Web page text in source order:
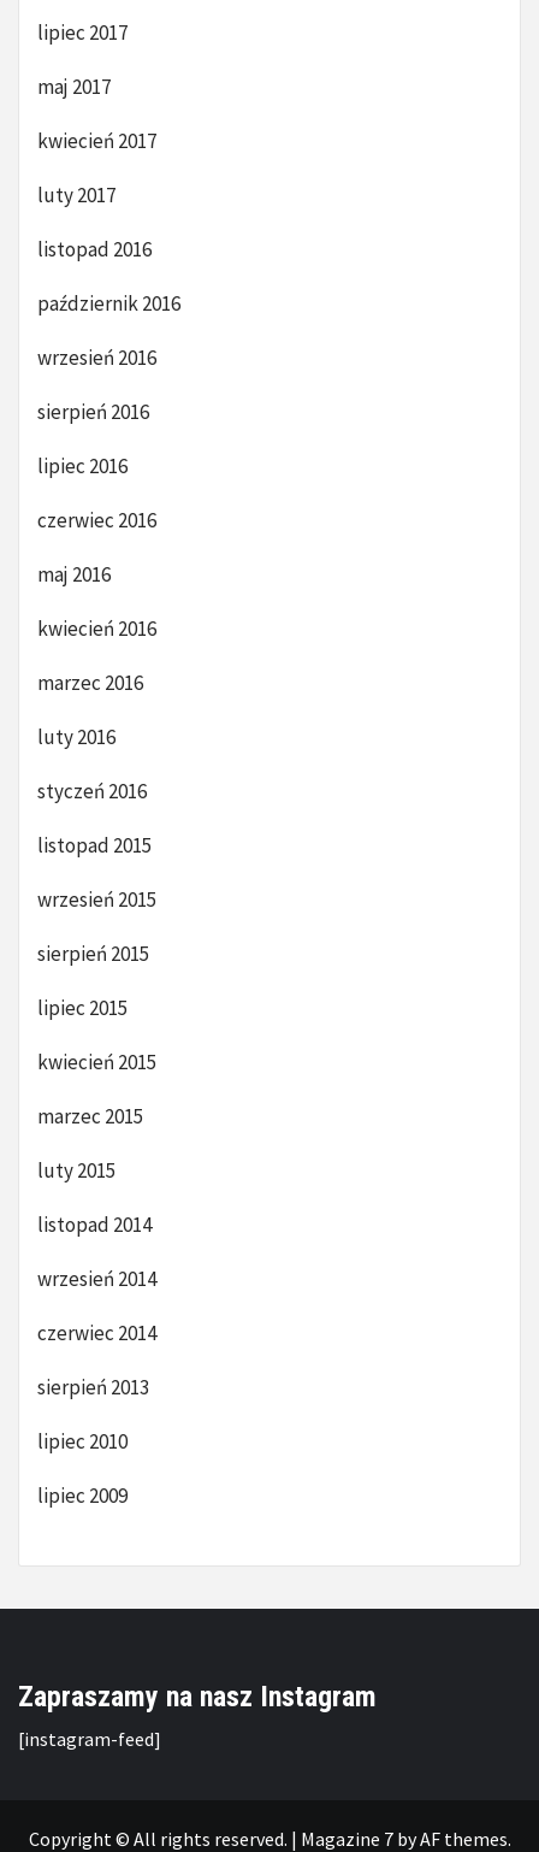
lipiec 2017
maj 2017
kwiecień 2017
luty 2017
listopad 2016
październik 2016
wrzesień 2016
sierpień 2016
lipiec 2016
czerwiec 2016
maj 2016
kwiecień 2016
marzec 2016
luty 2016
styczeń 2016
listopad 2015
wrzesień 2015
sierpień 2015
lipiec 2015
kwiecień 2015
marzec 2015
luty 2015
listopad 2014
wrzesień 2014
czerwiec 2014
sierpień 2013
lipiec 2010
lipiec 2009
Zapraszamy na nasz Instagram
[instagram-feed]
Copyright © All rights reserved. | Magazine 7by AF themes.